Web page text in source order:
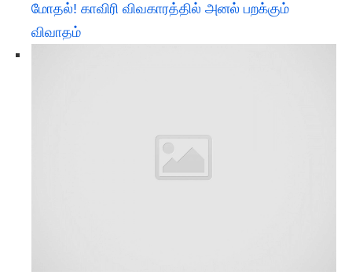
மோதல்! காவிரி விவகாரத்தில் அனல் பறக்கும்
விவாதம்